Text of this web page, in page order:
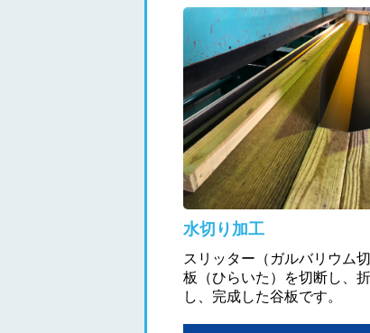
水切り加工
スリッター（ガルバリウム
板（ひらいた）を切断し、
し、完成した谷板です。